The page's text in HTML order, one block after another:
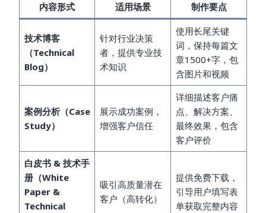
内容形式 适用场景 制作要点
技术博客
（Technical
Blog）
针对行业决策
者，提供专业技
术知识
使用长尾关键
词，保持每篇文
章1500+字，包
含图片和视频
案例分析（Case
Study）
展示成功案例，
增强客户信任
详细描述客户痛
点、解决方案、
最终效果，包含
客户评价
白皮书 & 技术手
册（White
Paper &
Technical
吸引高质量潜在
客户（高转化）
提供免费下载，
引导用户填写表
单获取完整内容